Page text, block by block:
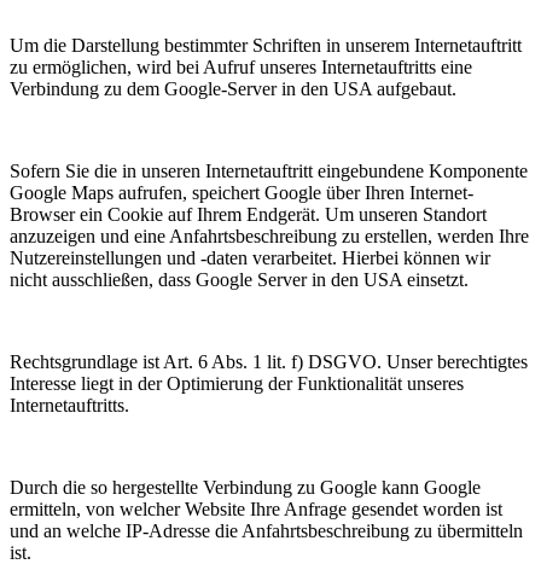
Um die Darstellung bestimmter Schriften in unserem Internetauftritt
zu ermöglichen, wird bei Aufruf unseres Internetauftritts eine
Verbindung zu dem Google-Server in den USA aufgebaut.
Sofern Sie die in unseren Internetauftritt eingebundene Komponente
Google Maps aufrufen, speichert Google über Ihren Internet-
Browser ein Cookie auf Ihrem Endgerät. Um unseren Standort
anzuzeigen und eine Anfahrtsbeschreibung zu erstellen, werden Ihre
Nutzereinstellungen und -daten verarbeitet. Hierbei können wir
nicht ausschließen, dass Google Server in den USA einsetzt.
Rechtsgrundlage ist Art. 6 Abs. 1 lit. f) DSGVO. Unser berechtigtes
Interesse liegt in der Optimierung der Funktionalität unseres
Internetauftritts.
Durch die so hergestellte Verbindung zu Google kann Google
ermitteln, von welcher Website Ihre Anfrage gesendet worden ist
und an welche IP-Adresse die Anfahrtsbeschreibung zu übermitteln
ist.